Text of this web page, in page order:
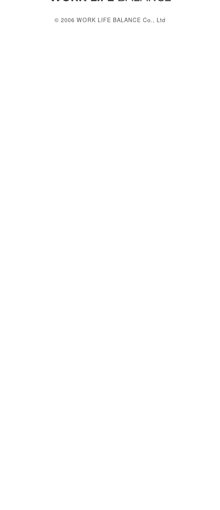
© 2006 WORK LIFE BALANCE Co., Ltd